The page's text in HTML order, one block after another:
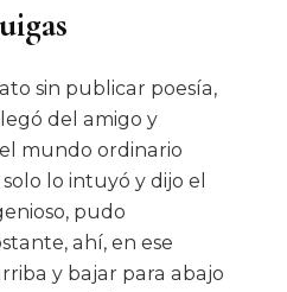
sin publicar poesía,
del amigo y
mundo ordinario
lo intuyó y dijo el
pudo
ahí, en ese
y bajar para abajo